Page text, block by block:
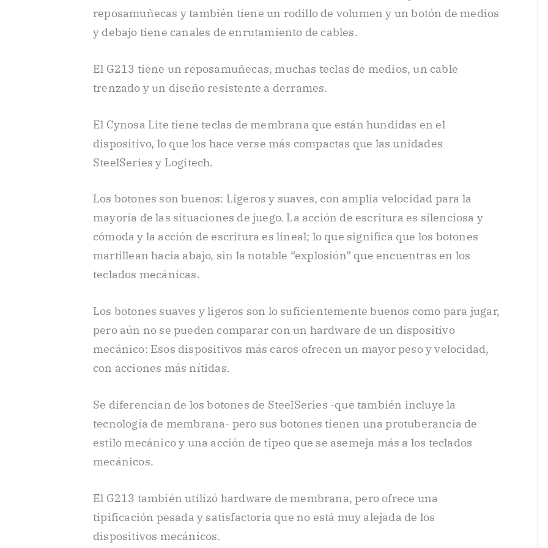
reposamuñecas y también tiene un rodillo de volumen y un botón de medios
y debajo tiene canales de enrutamiento de cables.
El G213 tiene un reposamuñecas, muchas teclas de medios, un cable
trenzado y un diseño resistente a derrames.
El Cynosa Lite tiene teclas de membrana que están hundidas en el
dispositivo, lo que los hace verse más compactas que las unidades
SteelSeries y Logitech.
Los botones son buenos: Ligeros y suaves, con amplia velocidad para la
mayoría de las situaciones de juego. La acción de escritura es silenciosa y
cómoda y la acción de escritura es lineal; lo que significa que los botones
martillean hacia abajo, sin la notable “explosión” que encuentras en los
teclados mecánicas.
Los botones suaves y ligeros son lo suficientemente buenos como para jugar,
pero aún no se pueden comparar con un hardware de un dispositivo
mecánico: Esos dispositivos más caros ofrecen un mayor peso y velocidad,
con acciones más nítidas.
Se diferencian de los botones de SteelSeries -que también incluye la
tecnología de membrana- pero sus botones tienen una protuberancia de
estilo mecánico y una acción de tipeo que se asemeja más a los teclados
mecánicos.
El G213 también utilizó hardware de membrana, pero ofrece una
tipificación pesada y satisfactoria que no está muy alejada de los
dispositivos mecánicos.